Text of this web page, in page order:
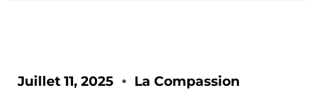
Juillet 11, 2025 La Compassion